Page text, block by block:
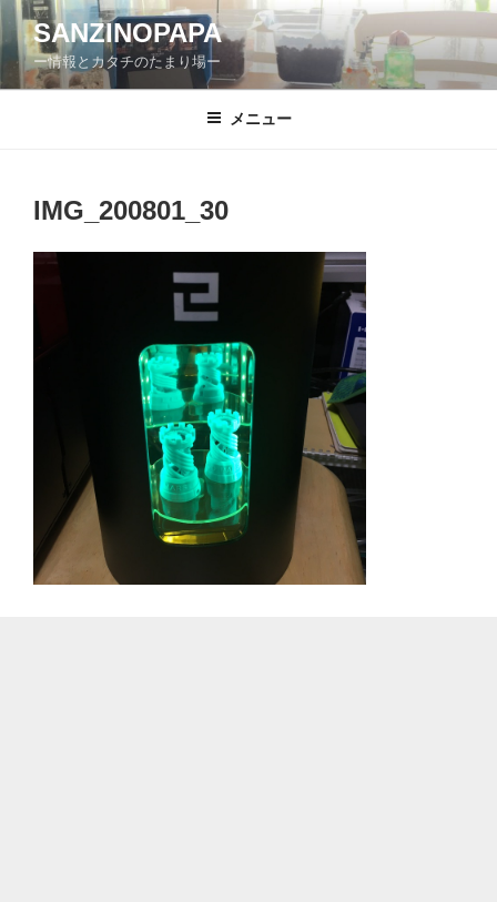
コ
ン
SANZINOPAPA
ー情報とカタチのたまり場ー
メニュー
IMG_200801_30